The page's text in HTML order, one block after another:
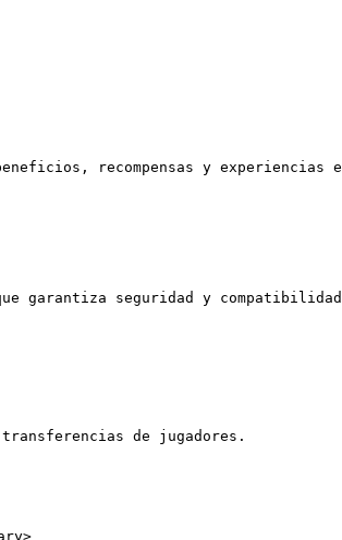
recompensas y experiencias
garantiza seguridad y
de jugadores.